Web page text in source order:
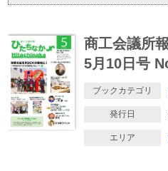
商工会議所
5月10日号
ブックカテゴリ
発行日
エリア